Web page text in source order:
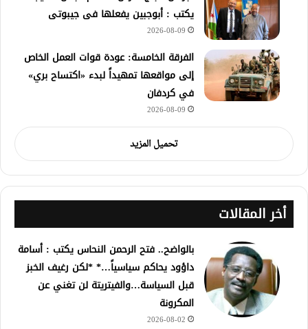
يكتب : أبوجبين يفعلها فى جيبوتى
2026-08-09
الفرقة الخامسة: عودة قوات العمل الخاص
إلى مواقعها تمهيداً لبدء «اكتساح بري»
في كردفان
2026-08-09
تحميل المزيد
أخر المقالات
بالواضح.. فتح الرحمن النحاس يكتب : أسامة
داؤود يحاكم سياسياً…* *لكن رغيف الخبز
قبل السياسة…والفيتريتة لن تغني عن
المكرونة
2026-08-02